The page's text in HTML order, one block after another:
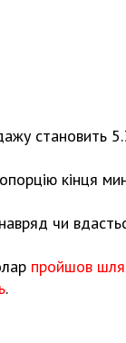
становить
кінця
чи
пройшов
.